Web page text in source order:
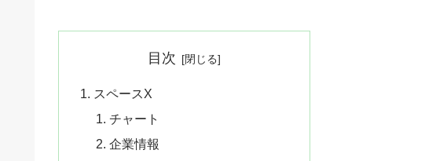
目次
スペースX
チャート
企業情報